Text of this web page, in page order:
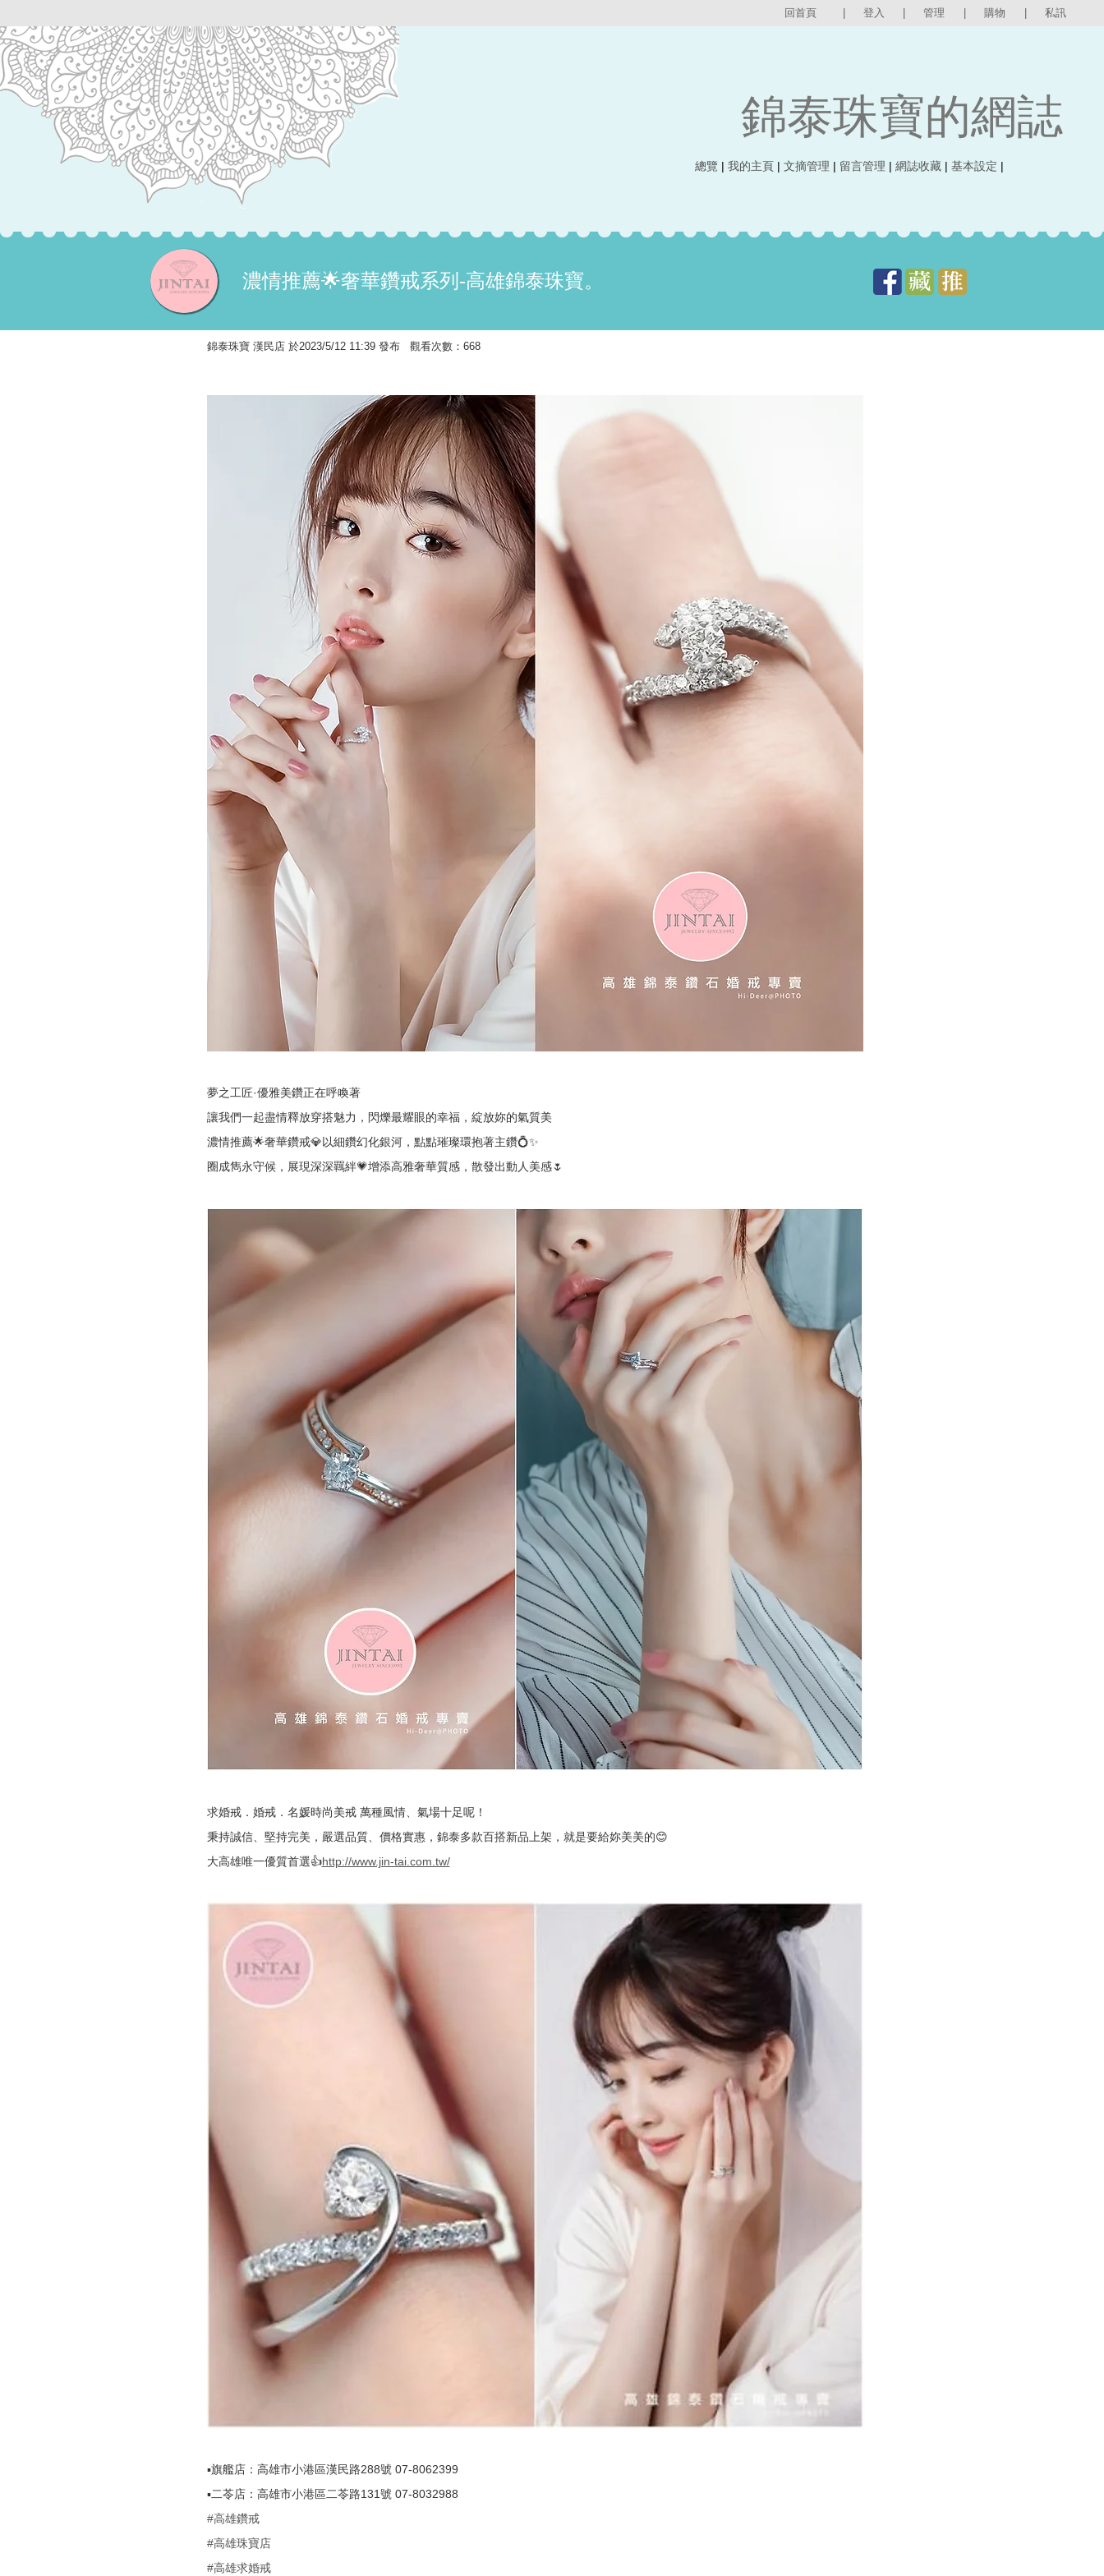
回首頁 登入 管理 購物 私訊
錦泰珠寶的網誌
總覽 | 我的主頁 | 文摘管理 | 留言管理 | 網誌收藏 | 基本設定 |
濃情推薦🌟奢華鑽戒系列-高雄錦泰珠寶。
錦泰珠寶 漢民店 於2023/5/12 11:39 發布 觀看次數：668
夢之工匠·優雅美鑽正在呼喚著
讓我們一起盡情釋放穿搭魅力，閃爍最耀眼的幸福，綻放妳的氣質美
濃情推薦🌟奢華鑽戒💎以細鑽幻化銀河，點點璀璨環抱著主鑽💍✨
圈成雋永守候，展現深深羈絆💗增添高雅奢華質感，散發出動人美感🌷
求婚戒．婚戒．名媛時尚美戒 萬種風情、氣場十足呢！
秉持誠信、堅持完美，嚴選品質、價格實惠，錦泰多款百搭新品上架，就是要給妳美美的😊
大高雄唯一優質首選👍http://www.jin-tai.com.tw/
▪️旗艦店：高雄市小港區漢民路288號 07-8062399
▪️二苓店：高雄市小港區二苓路131號 07-8032988
#高雄鑽戒
#高雄珠寶店
#高雄求婚戒